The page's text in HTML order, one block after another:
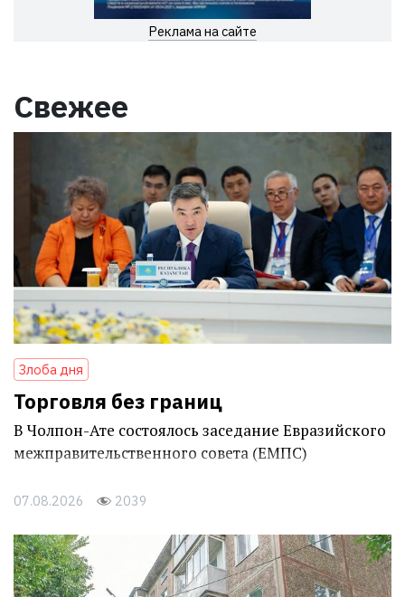
Реклама на сайте
Свежее
Злоба дня
Торговля без границ
В Чолпон-Ате состоялось заседание Евразийского
межправительственного совета (ЕМПС)
07.08.2026 2039